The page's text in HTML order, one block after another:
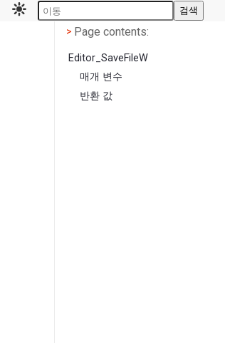
검색
< Page contents
> Page contents:
Editor_SaveFileW
매개 변수
반환 값